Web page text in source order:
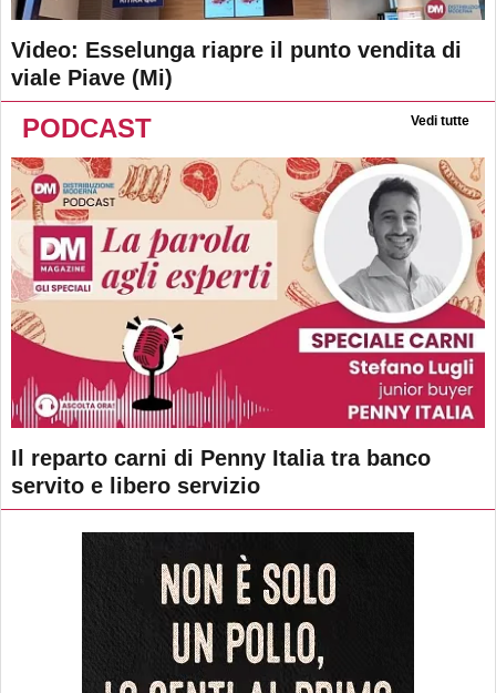
Video: Esselunga riapre il punto vendita di
viale Piave (Mi)
PODCAST Vedi tutte
Il reparto carni di Penny Italia tra banco
servito e libero servizio